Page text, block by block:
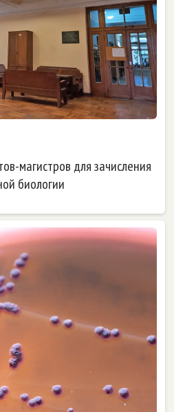
магистров для зачисления
биологии